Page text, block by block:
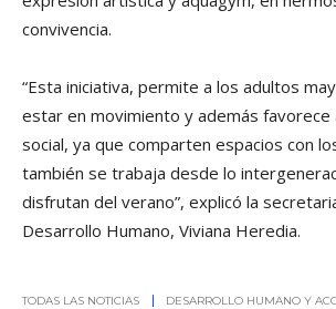
convivencia.
“Esta iniciativa, permite a los adultos
estar en movimiento y además favorece
social, ya que comparten espacios con
también se trabaja desde lo
disfrutan del verano”, explicó la
Desarrollo Humano, Viviana Heredia.
TODAS LAS NOTICIAS DESARROLLO HUMANO Y